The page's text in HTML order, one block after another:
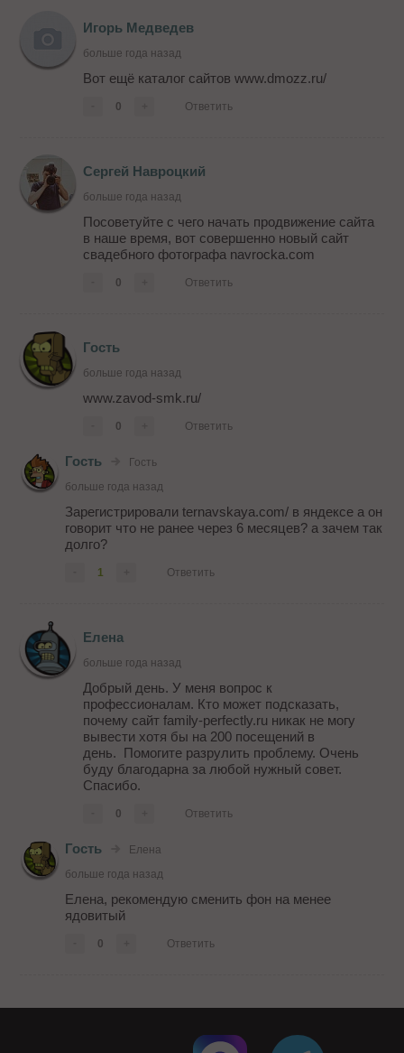
Игорь Медведев
больше года назад
Вот ещё каталог сайтов www.dmozz.ru/
0 Ответить
Сергей Навроцкий
больше года назад
Посоветуйте с чего начать продвижение сайта
в наше время, вот совершенно новый сайт
свадебного фотографа navrocka.com
0 Ответить
Гость
больше года назад
www.zavod-smk.ru/
0 Ответить
Гость
Гость
больше года назад
Зарегистрировали ternavskaya.com/ в яндексе а он
говорит что не ранее через 6 месяцев? а зачем так
долго?
1 Ответить
Елена
больше года назад
Добрый день. У меня вопрос к
профессионалам. Кто может подсказать,
почему сайт family-perfectly.ru никак не могу
вывести хотя бы на 200 посещений в
день. Помогите разрулить проблему. Очень
буду благодарна за любой нужный совет.
Спасибо.
0 Ответить
Гость
Елена
больше года назад
Елена, рекомендую сменить фон на менее
ядовитый
0 Ответить